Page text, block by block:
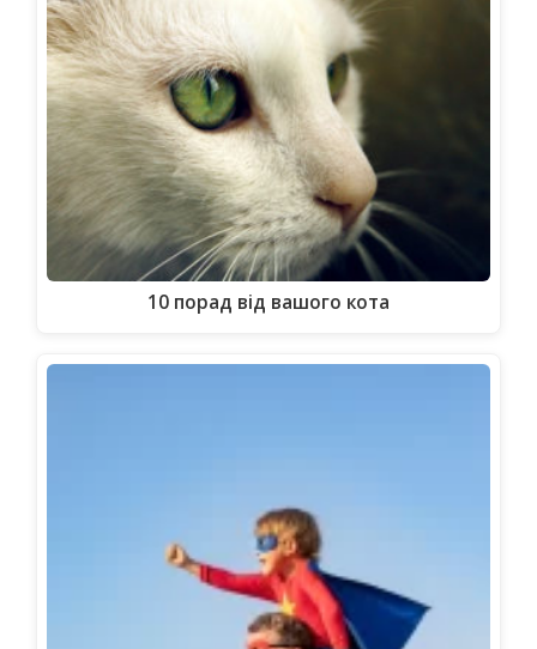
10 порад від вашого кота